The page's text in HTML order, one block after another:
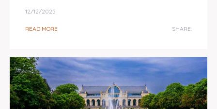
12/12/2025
READ MORE SHARE: